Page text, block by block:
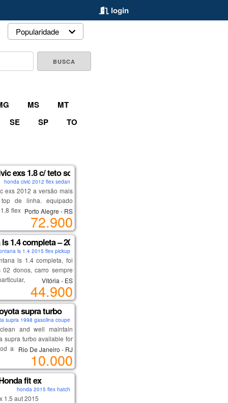
login
Popularidade
MS
MT
SE SP TO
exs 1.8 c/ teto solar
honda civic 2012 flex sedan
exs 2012 a versão mais
top de linha. equipado
flex (140 cv) e câmbio
de 5 marchas, teto solar,
estabilidade, bancos em
shifts (cambio
Porto Alegre - RS
72.900
1.4 completa – 2015
ls 1.4 2015 flex pickup
ls 1.4 completa, foi
02 donos, carro sempre
nunca foi de
a fazer de mecânica,
acompanha
proprietário (com
gm até os 94 mil km) e
inclusive da caçamba,
sem nenhum débito
opcionais
Vitória - ES
44.900
supra turbo
supra 1998 gasolina coupe
and well maintain
supra turbo available for
and perfect condition,
no accidents and it
mileage, to get more
pictures on my 1998
email me on
).
Rio De Janeiro - RJ
10.000
fit ex
honda 2015 flex hatch
1.5 aut 2015